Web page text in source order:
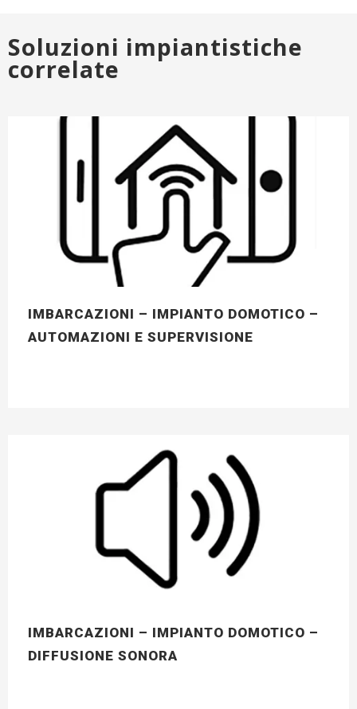
Soluzioni impiantistiche
correlate
IMBARCAZIONI – IMPIANTO DOMOTICO –
AUTOMAZIONI E SUPERVISIONE
IMBARCAZIONI – IMPIANTO DOMOTICO –
DIFFUSIONE SONORA